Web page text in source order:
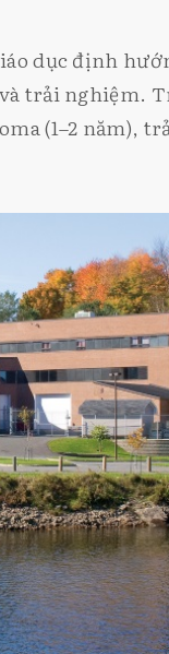
dục định
trải nghiệm.
(1–2 năm),